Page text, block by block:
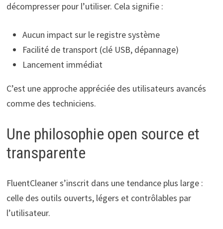
décompresser pour l’utiliser. Cela signifie :
Aucun impact sur le registre système
Facilité de transport (clé USB, dépannage)
Lancement immédiat
C’est une approche appréciée des utilisateurs avancés
comme des techniciens.
Une philosophie open source et
transparente
FluentCleaner s’inscrit dans une tendance plus large :
celle des outils ouverts, légers et contrôlables par
l’utilisateur.